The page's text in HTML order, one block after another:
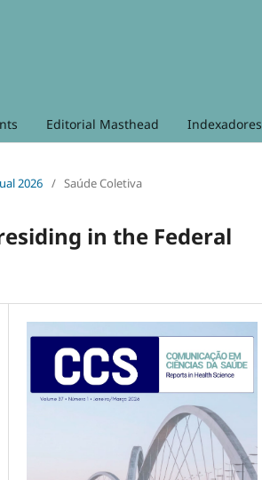
Editorial Masthead Indexadores
2026 / Saúde Coletiva
in the Federal